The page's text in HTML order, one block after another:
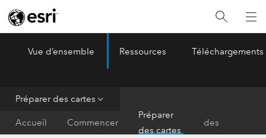
ArcGIS Field Maps
Vue d’ensemble Ressources Téléchargements
Préparer des cartes
Accueil Commencer
Préparer
des cartes
des